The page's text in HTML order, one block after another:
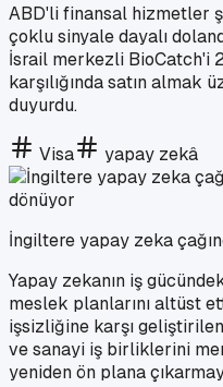
ABD'li finansal hizmetler
çoklu sinyale dayalı
İsrail merkezli BioCatch'i
karşılığında satın almak
duyurdu.
Visa yapay zekâ
İngiltere yapay zeka
Yapay zekanın iş
meslek planlarını altüst
işsizliğine karşı
ve sanayi iş birliklerini
yeniden ön plana